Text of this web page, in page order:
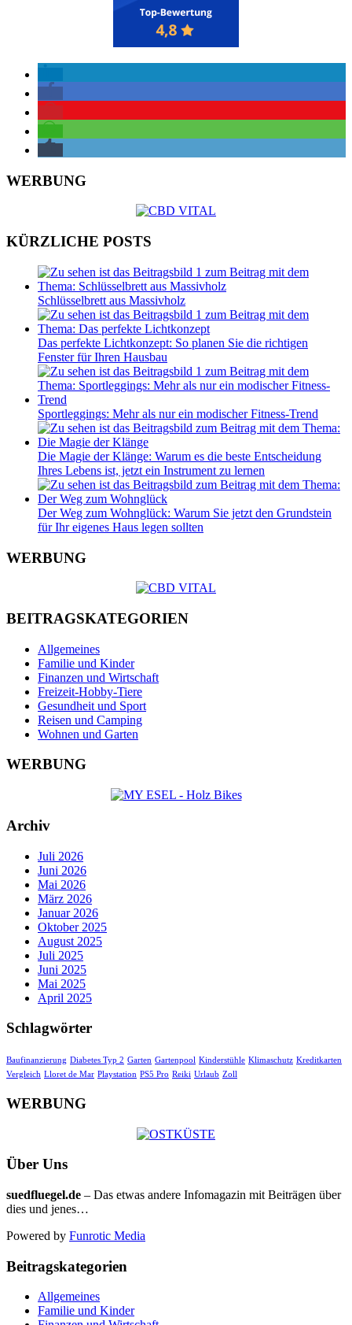
WERBUNG
KÜRZLICHE POSTS
Schlüsselbrett aus Massivholz
Das perfekte Lichtkonzept: So planen Sie die richtigen
Fenster für Ihren Hausbau
Sportleggings: Mehr als nur ein modischer Fitness-Trend
Die Magie der Klänge: Warum es die beste Entscheidung
Ihres Lebens ist, jetzt ein Instrument zu lernen
Der Weg zum Wohnglück: Warum Sie jetzt den Grundstein
für Ihr eigenes Haus legen sollten
WERBUNG
BEITRAGSKATEGORIEN
Allgemeines
Familie und Kinder
Finanzen und Wirtschaft
Freizeit-Hobby-Tiere
Gesundheit und Sport
Reisen und Camping
Wohnen und Garten
WERBUNG
Archiv
Juli 2026
Juni 2026
Mai 2026
März 2026
Januar 2026
Oktober 2025
August 2025
Juli 2025
Juni 2025
Mai 2025
April 2025
Schlagwörter
Baufinanzierung Diabetes Typ 2 Garten Gartenpool Kinderstühle Klimaschutz Kreditkarten
Vergleich Lloret de Mar Playstation PS5 Pro Reiki Urlaub Zoll
WERBUNG
Über Uns
suedfluegel.de – Das etwas andere Infomagazin mit Beiträgen über
dies und jenes…
Powered by Funrotic Media
Beitragskategorien
Allgemeines
Familie und Kinder